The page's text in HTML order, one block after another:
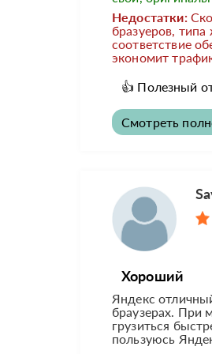
Недостатки:
бразуеров,
соответствие
экономит
👍 Полезный
Смотреть
Хороший
Яндекс
браузерах. При
грузиться
пользуюсь